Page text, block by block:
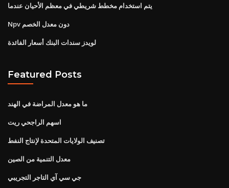
يتم استخدام مخطط شريطي في معظم الأحيان عندما
Npv دون معدل الخصم
لويدز سندات البنك أسعار الفائدة
Featured Posts
ما هو معدل المراضة في الهند
اسهم الراجحي ريت
تصنيف الولايات المتحدة لإنتاج النفط
معدل التنمية من الصين
جي سي آي التاجر التجريبي